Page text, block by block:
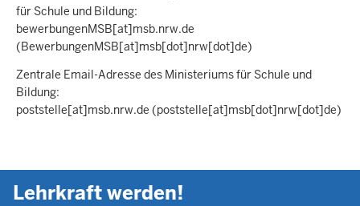
für Schule und Bildung:
bewerbungenMSB[at]msb.nrw.de
(BewerbungenMSB[at]msb[dot]nrw[dot]de)
Zentrale Email-Adresse des Ministeriums für Schule und
Bildung:
poststelle[at]msb.nrw.de (poststelle[at]msb[dot]nrw[dot]de)
Lehrkraft werden!